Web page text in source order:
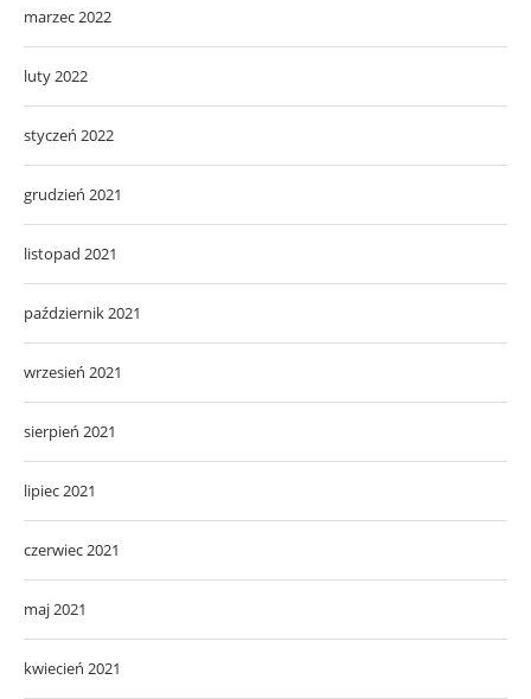
marzec 2022
luty 2022
styczeń 2022
grudzień 2021
listopad 2021
październik 2021
wrzesień 2021
sierpień 2021
lipiec 2021
czerwiec 2021
maj 2021
kwiecień 2021